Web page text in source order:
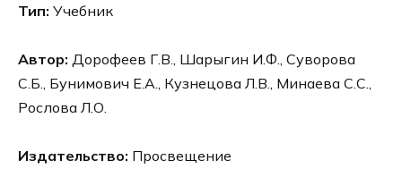
Тип: Учебник
Автор: Дорофеев Г.В., Шарыгин И.Ф., Суворова
С.Б., Бунимович Е.А., Кузнецова Л.В., Минаева С.С.,
Рослова Л.О.
Издательство: Просвещение